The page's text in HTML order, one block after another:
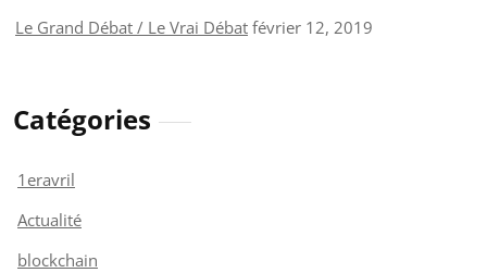
Le Grand Débat / Le Vrai Débat février 12, 2019
Catégories
1eravril
Actualité
blockchain